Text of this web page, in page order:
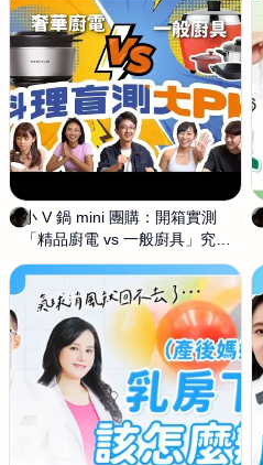
饒
青
昀
小 V 鍋 mini 團購：開箱實測
「精品廚電 vs 一般廚具」究竟
吃不吃的出來？誠實測給你看